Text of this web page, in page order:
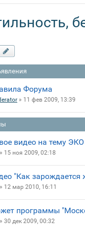
Форума
» 11 фев 2009, 13:39
видео на тему ЭКО
» 15 ноя 2009, 02:18
"Как зарождается
» 12 мар 2010, 16:11
программы
» 30 дек 2009, 00:32